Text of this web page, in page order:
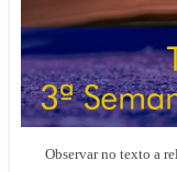
Observar no texto a